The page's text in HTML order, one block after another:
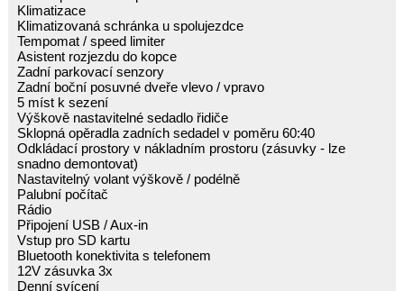
Klimatizace
Klimatizovaná schránka u spolujezdce
Tempomat / speed limiter
Asistent rozjezdu do kopce
Zadní parkovací senzory
Zadní boční posuvné dveře vlevo / vpravo
5 míst k sezení
Výškově nastavitelné sedadlo řidiče
Sklopná opěradla zadních sedadel v poměru 60:40
Odkládací prostory v nákladním prostoru (zásuvky - lze
snadno demontovat)
Nastavitelný volant výškově / podélně
Palubní počítač
Rádio
Připojení USB / Aux-in
Vstup pro SD kartu
Bluetooth konektivita s telefonem
12V zásuvka 3x
Denní svícení